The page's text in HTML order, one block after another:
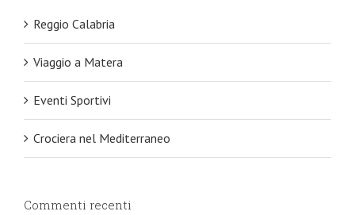
Reggio Calabria
Viaggio a Matera
Eventi Sportivi
Crociera nel Mediterraneo
Commenti recenti